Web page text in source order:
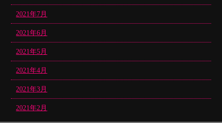
2021年7月
2021年6月
2021年5月
2021年4月
2021年3月
2021年2月